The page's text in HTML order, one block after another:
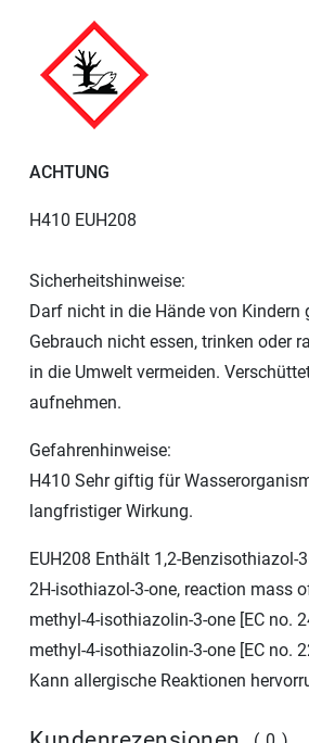
ACHTUNG
H410 EUH208
Sicherheitshinweise:
Darf nicht in die Hände von Kindern
Gebrauch nicht essen, trinken oder
in die Umwelt vermeiden.
aufnehmen.
Gefahrenhinweise:
H410 Sehr giftig für
langfristiger Wirkung.
EUH208 Enthält 1,2-Benzisothiazol-
2H-isothiazol-3-one, reaction mass
methyl-4-isothiazolin-3-one [EC no.
methyl-4-isothiazolin-3-one [EC no.
Kann allergische Reaktionen